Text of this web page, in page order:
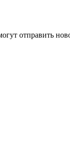
отправить